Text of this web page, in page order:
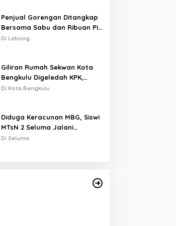
Penjual Gorengan Ditangkap
Bersama Sabu dan Ribuan Pil,
Nama Oknum APH Disebut
Di Lebong
Giliran Rumah Sekwan Kota
Bengkulu Digeledah KPK,
Dikawal Polisi Bersenjata
Di Kota Bengkulu
Diduga Keracunan MBG, Siswi
MTsN 2 Seluma Jalani
Perawatan Intensif di RSUD
Di Seluma